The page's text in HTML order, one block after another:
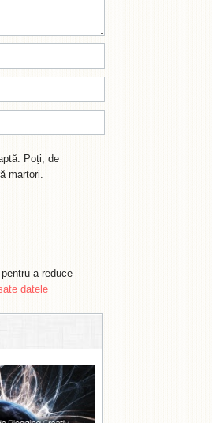
Poți, de
martori.
a reduce
datele